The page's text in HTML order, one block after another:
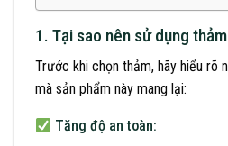
1. Tại sao nên sử dụng
Trước khi chọn thảm, hãy hiểu rõ
mà sản phẩm này mang lại:
Tăng độ an toàn: